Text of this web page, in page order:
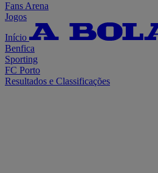
Fans Arena
Jogos
Início
Benfica
Sporting
FC Porto
Resultados e Classificações